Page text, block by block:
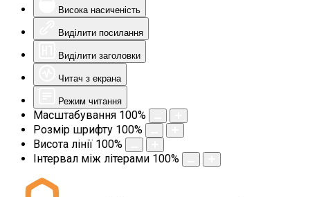
Висока насиченість
Виділити посилання
Виділити заголовки
Читач з екрана
Режим читання
Масштабування 100%
Розмір шрифту 100%
Висота лінії 100%
Інтервал між літерами 100%